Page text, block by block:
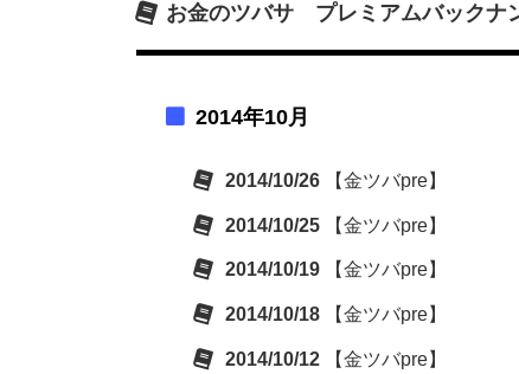
お金のツバサ プレミアムバックナ
2014年10月
2014/10/26 【金ツバpre】
2014/10/25 【金ツバpre】
2014/10/19 【金ツバpre】
2014/10/18 【金ツバpre】
2014/10/12 【金ツバpre】